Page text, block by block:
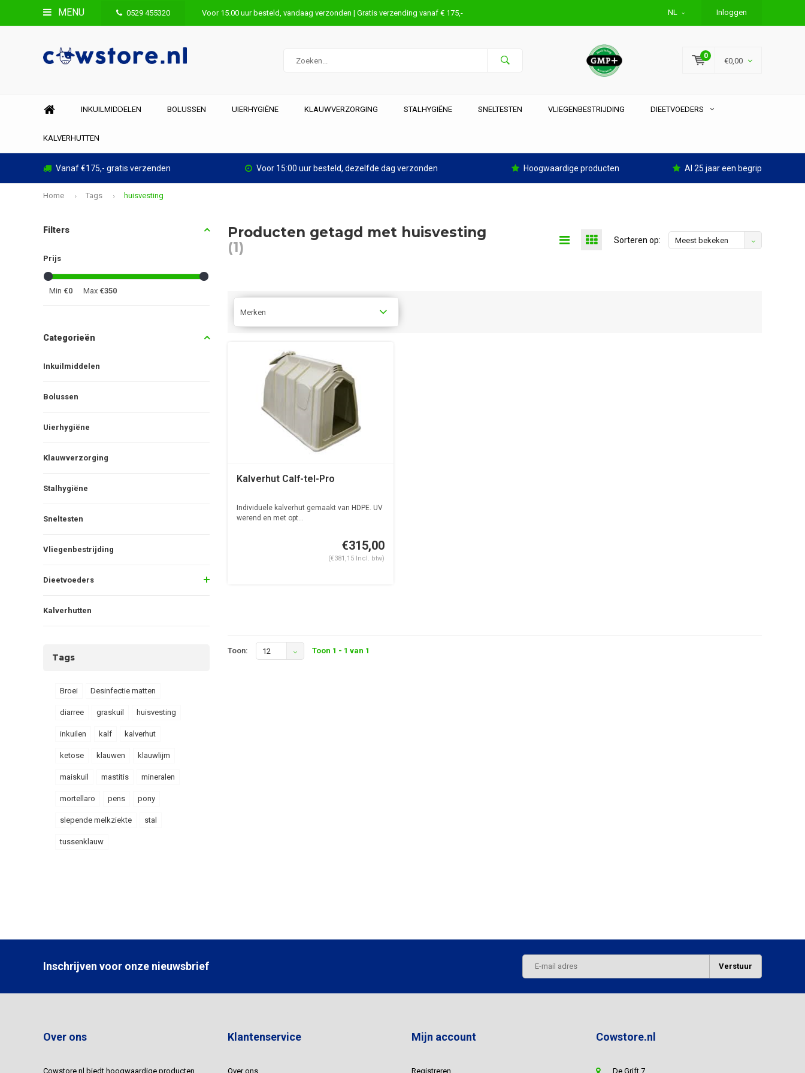
MENU 0529 455320 Voor 15.00 uur besteld, vandaag verzonden | Gratis verzending vanaf € 175,- NL Inloggen
0
€0,00
INKUILMIDDELEN BOLUSSEN UIERHYGIËNE KLAUWVERZORGING STALHYGIËNE SNELTESTEN VLIEGENBESTRIJDING DIEETVOEDERS
KALVERHUTTEN
Vanaf €175,- gratis verzenden Voor 15:00 uur besteld, dezelfde dag verzonden Hoogwaardige producten Al 25 jaar een begrip
Home Tags huisvesting
Filters
Prijs
Min €0 Max €350
Categorieën
Inkuilmiddelen
Bolussen
Uierhygiëne
Klauwverzorging
Stalhygiëne
Sneltesten
Vliegenbestrijding
Dieetvoeders
Kalverhutten
Tags
Broei Desinfectie matten
diarree graskuil huisvesting
inkuilen kalf kalverhut
ketose klauwen klauwlijm
maiskuil mastitis mineralen
mortellaro pens pony
slepende melkziekte stal
tussenklauw
Producten getagd met huisvesting
(1)
Sorteren op: Meest bekeken
Merken
Kalverhut Calf-tel-Pro
Individuele kalverhut gemaakt van HDPE. UV
werend en met opt...
€315,00
(€381,15 Incl. btw)
Toon: 12 Toon 1 - 1 van 1
Inschrijven voor onze nieuwsbrief Verstuur
Over ons
Cowstore.nl biedt hoogwaardige producten
Klantenservice
Over ons
Mijn account
Registreren
Cowstore.nl
De Grift 7